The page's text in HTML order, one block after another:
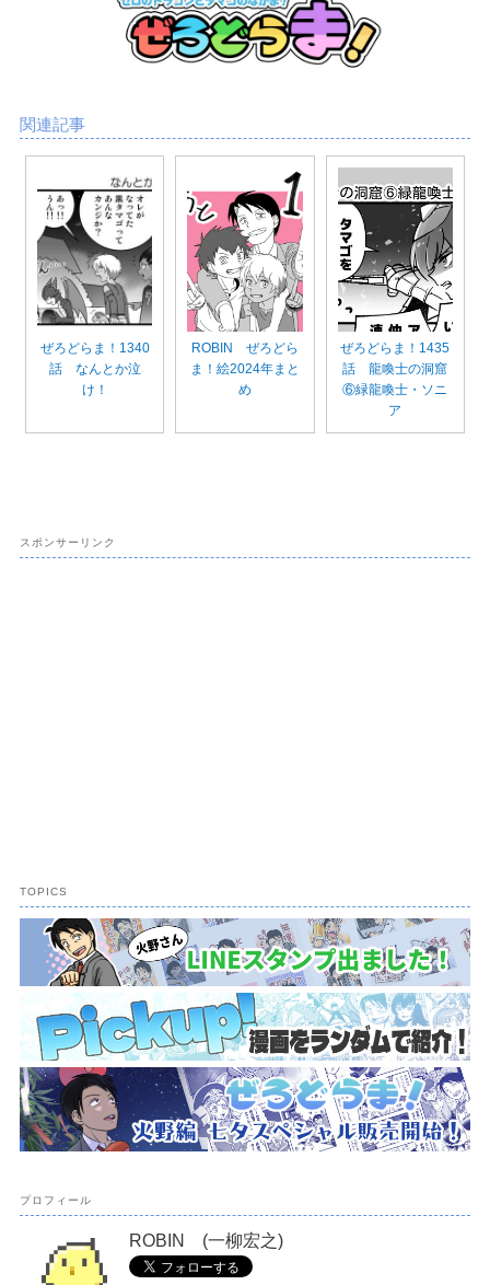
関連記事
ぜろどらま！1340
話 なんとか泣
け！
ROBIN ぜろどら
ま！絵2024年まと
め
ぜろどらま！1435
話 龍喚士の洞窟
⑥緑龍喚士・ソニ
ア
スポンサーリンク
TOPICS
プロフィール
ROBIN (一柳宏之)